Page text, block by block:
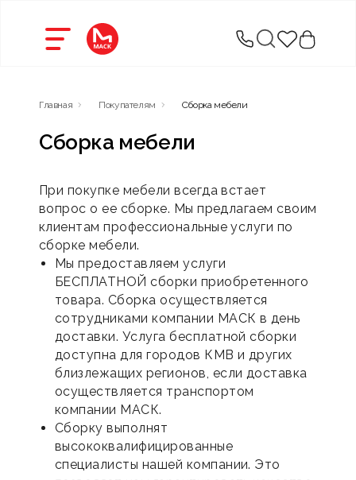
Главная Покупателям Сборка мебели
Сборка мебели
При покупке мебели всегда встает
вопрос о ее сборке. Мы предлагаем своим
клиентам профессиональные услуги по
сборке мебели.
Мы предоставляем услуги
БЕСПЛАТНОЙ сборки приобретенного
товара. Сборка осуществляется
сотрудниками компании МАСК в день
доставки. Услуга бесплатной сборки
доступна для городов КМВ и других
близлежащих регионов, если доставка
осуществляется транспортом
компании МАСК.
Сборку выполнят
высококвалифицированные
специалисты нашей компании. Это